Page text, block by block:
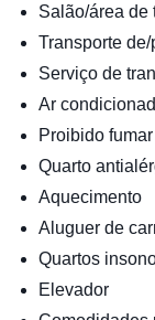
Salão/área de
Transporte
Serviço de
Ar
Proibido
Quarto
Aquecimento
Aluguer de
Quartos
Elevador